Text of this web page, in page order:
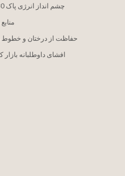
2030 چشم انداز انرژی پاک
حفاظت از درختان و خطوط
افشای داوطلبانه بازار